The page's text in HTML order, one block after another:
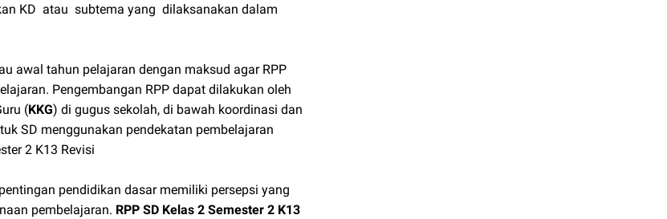
KD atau subtema yang dilaksanakan dalam
awal tahun pelajaran dengan maksud agar RPP
Pengembangan RPP dapat dilakukan oleh
(KKG) di gugus sekolah, di bawah koordinasi dan
SD menggunakan pendekatan pembelajaran
2 K13 Revisi
pendidikan dasar memiliki persepsi yang
pembelajaran. RPP SD Kelas 2 Semester 2 K13